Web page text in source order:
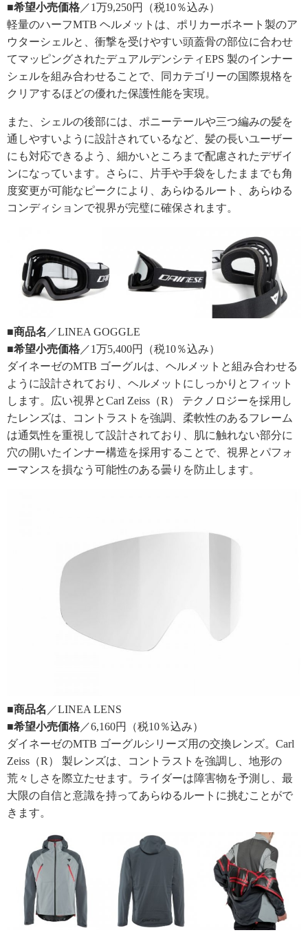
■希望小売価格 ／1万9,250円（税10％込み）
軽量のハーフMTB ヘルメットは、ポリカーボネート製のア
ウターシェルと、衝撃を受けやすい頭蓋骨の部位に合わせ
てマッピングされたデュアルデンシティEPS 製のインナー
シェルを組み合わせることで、同カテゴリーの国際規格を
クリアするほどの優れた保護性能を実現。
また、シェルの後部には、ポニーテールや三つ編みの髪を
通しやすいように設計されているなど、髪の長いユーザー
にも対応できるよう、細かいところまで配慮されたデザイ
ンになっています。さらに、片手や手袋をしたままでも角
度変更が可能なピークにより、あらゆるルート、あらゆる
コンディションで視界が完璧に確保されます。
■商品名 ／LINEA GOGGLE
■希望小売価格 ／1万5,400円（税10％込み）
ダイネーゼのMTB ゴーグルは、ヘルメットと組み合わせる
ように設計されており、ヘルメットにしっかりとフィット
します。広い視界とCarl Zeiss（R） テクノロジーを採用し
たレンズは、コントラストを強調、柔軟性のあるフレーム
は通気性を重視して設計されており、肌に触れない部分に
穴の開いたインナー構造を採用することで、視界とパフォ
ーマンスを損なう可能性のある曇りを防止します。
■商品名 ／LINEA LENS
■希望小売価格 ／6,160円（税10％込み）
ダイネーゼのMTB ゴーグルシリーズ用の交換レンズ。Carl
Zeiss（R） 製レンズは、コントラストを強調し、地形の
荒々しさを際立たせます。ライダーは障害物を予測し、最
大限の自信と意識を持ってあらゆるルートに挑むことがで
きます。